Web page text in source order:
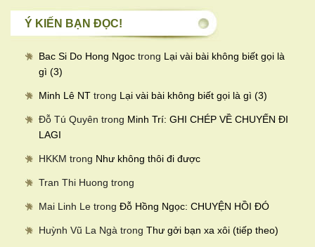
theo
thángÝ KIẾN BẠN ĐỌC!
Bac Si Do Hong Ngoc trong Lại vài bài không biết gọi là
gì (3)
Minh Lê NT trong Lại vài bài không biết gọi là gì (3)
Đỗ Tú Quyên trong Minh Trí: GHI CHÉP VỀ CHUYẾN ĐI
LAGI
HKKM trong Như không thôi đi được
Tran Thi Huong trong
Mai Linh Le trong Đỗ Hồng Ngọc: CHUYỆN HỒI ĐÓ
Huỳnh Vũ La Ngà trong Thư gởi bạn xa xôi (tiếp theo)